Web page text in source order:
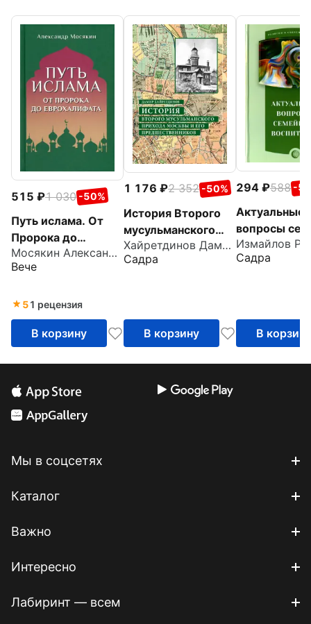
515 1 030 -50%
Путь ислама. От
Пророка до
Еврохалифата
Мосякин Александр Георгиевич
Вече
51 рецензия
В корзину
1 176 2 352 -50%
История Второго
мусульманского
прихода Москвы и
его
Хайретдинов Дамир Зинюрович
Садра
В корзину
294 588 -
Актуальные
вопросы
воспитания
Измайлов Р.
Садра
В корзину
Мы в соцсетях
Каталог
Важно
Интересно
Лабиринт — всем